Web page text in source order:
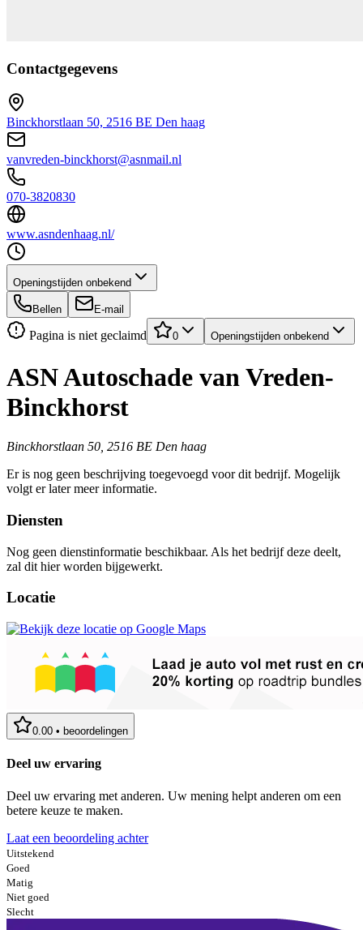
Contactgegevens
Binckhorstlaan 50, 2516 BE Den haag
vanvreden-binckhorst@asnmail.nl
070-3820830
www.asndenhaag.nl/
Openingstijden onbekend
Bellen E-mail
Pagina is niet geclaimd 0 Openingstijden onbekend
ASN Autoschade van Vreden-
Binckhorst
Binckhorstlaan 50, 2516 BE Den haag
Er is nog geen beschrijving toegevoegd voor dit bedrijf. Mogelijk
volgt er later meer informatie.
Diensten
Nog geen dienstinformatie beschikbaar. Als het bedrijf deze deelt,
zal dit hier worden bijgewerkt.
Locatie
0.00 • beoordelingen
Deel uw ervaring
Deel uw ervaring met anderen. Uw mening helpt anderen om een
betere keuze te maken.
Laat een beoordeling achter
Uitstekend
Goed
Matig
Niet goed
Slecht